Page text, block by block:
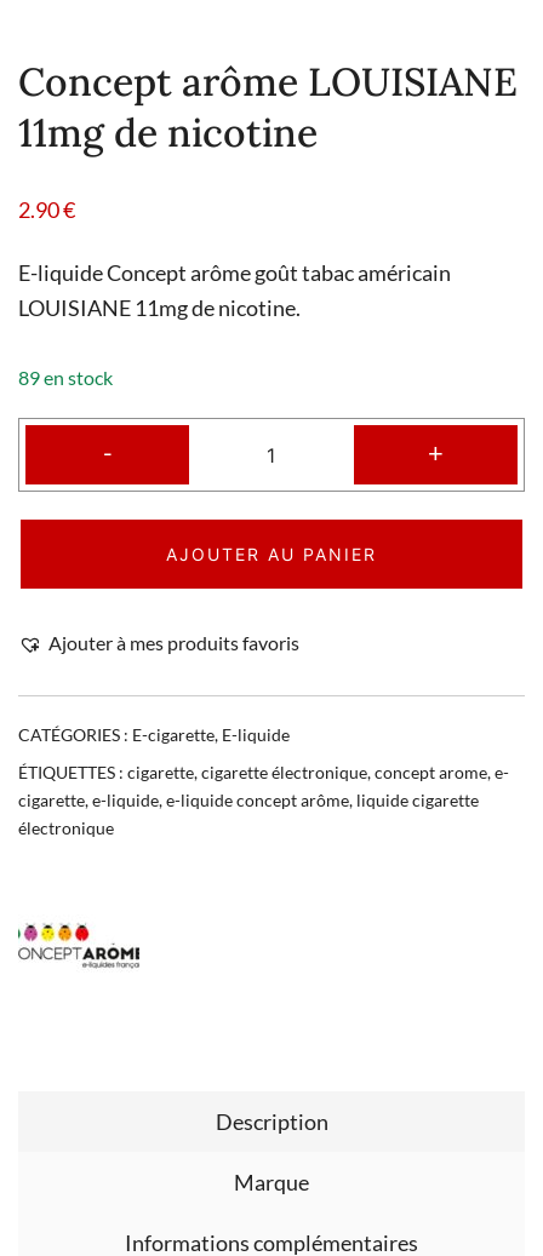
Concept arôme LOUISIANE
11mg de nicotine
2.90€
E-liquide Concept arôme goût tabac américain
LOUISIANE 11mg de nicotine.
89 en stock
- +
AJOUTER AU PANIER
Ajouter à mes produits favoris
CATÉGORIES : E-cigarette, E-liquide
ÉTIQUETTES : cigarette,cigarette électronique,concept arome,e-
cigarette,e-liquide,e-liquide concept arôme, liquide cigarette
électronique
Description
Marque
Informations complémentaires